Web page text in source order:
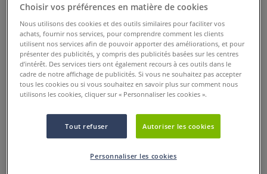
Brosse Kevrin+ pointe usée
Brosse Précision pointe
Choisir vos préférences en matière de cookies
Nous utilisons des cookies et des outils similaires pour faciliter vos
achats, fournir nos services, pour comprendre comment les clients
utilisent nos services afin de pouvoir apporter des améliorations, et pour
présenter des publicités, y compris des publicités basées sur les centres
d’intérêt. Des services tiers ont également recours à ces outils dans le
cadre de notre affichage de publicités. Si vous ne souhaitez pas accepter
tous les cookies ou si vous souhaitez en savoir plus sur comment nous
utilisons les cookies, cliquer sur « Personnaliser les cookies ».
Tout refuser Autoriser les cookies
Personnaliser les cookies